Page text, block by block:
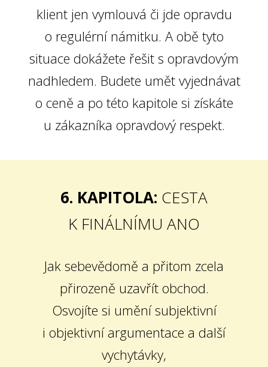
klient jen vymlouvá či jde opravdu
o regulérní námitku. A obě tyto
situace dokážete řešit s opravdovým
nadhledem. Budete umět vyjednávat
o ceně a po této kapitole si získáte
u zákazníka opravdový respekt.
6. KAPITOLA: CESTA
K FINÁLNÍMU ANO
Jak sebevědomě a přitom zcela
přirozeně uzavřít obchod.
Osvojíte si umění subjektivní
i objektivní argumentace a další
vychytávky,